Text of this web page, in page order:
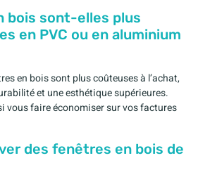
bois sont-elles plus
en PVC ou en aluminium
en bois sont plus coûteuses à l’achat,
et une esthétique supérieures.
vous faire économiser sur vos factures
des fenêtres en bois de